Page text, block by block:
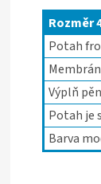
Rozměr
Potah
Výplň
Potah je
Barva